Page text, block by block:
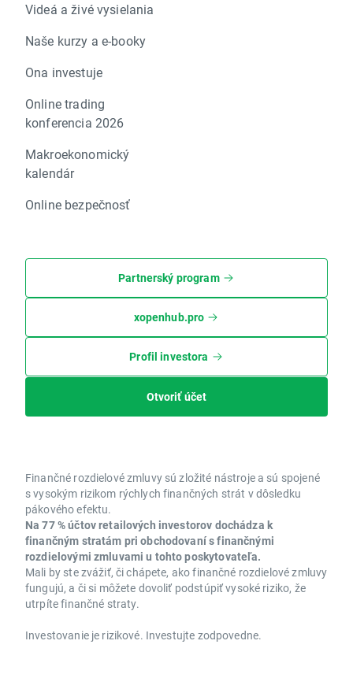
Videá a živé vysielania
Naše kurzy a e-booky
Ona investuje
Online trading
konferencia 2026
Makroekonomický
kalendár
Online bezpečnosť
Partnerský program
xopenhub.pro
Profil investora
Otvoriť účet
Finančné rozdielové zmluvy sú zložité nástroje a sú spojené
s vysokým rizikom rýchlych finančných strát v dôsledku
pákového efektu.
Na 77 % účtov retailových investorov dochádza k
finančným stratám pri obchodovaní s finančnými
rozdielovými zmluvami u tohto poskytovateľa.
Mali by ste zvážiť, či chápete, ako finančné rozdielové zmluvy
fungujú, a či si môžete dovoliť podstúpiť vysoké riziko, že
utrpíte finančné straty.
Investovanie je rizikové. Investujte zodpovedne.